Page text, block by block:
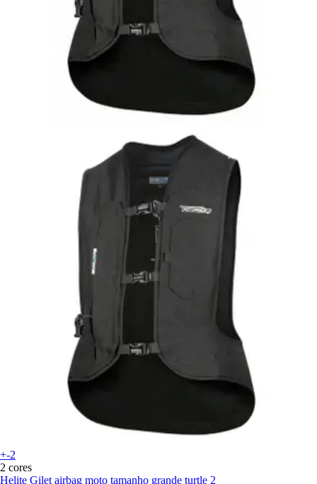
+-2
2 cores
Helite Gilet airbag moto tamanho grande turtle 2